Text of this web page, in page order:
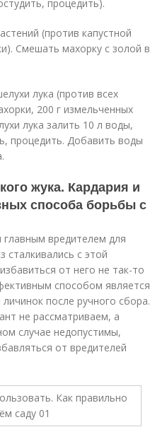
процедить).
(против капустной
Смешать махорку с золой в
лука (против всех
200 г измельченных
лука залить 10 л воды,
процедить. Добавить воды
жука. Кардария и
способа борьбы с
главным вредителем для
сталкивались с этой
от него не так-то
способом является
после ручного сбора.
не рассматриваем, а
случае недопустимы,
от вредителей